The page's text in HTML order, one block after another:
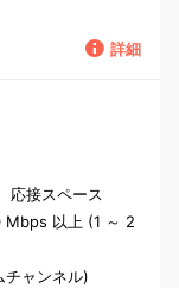
詳細
応接スペース
Mbps 以上 (1 ～ 2
チャンネル)